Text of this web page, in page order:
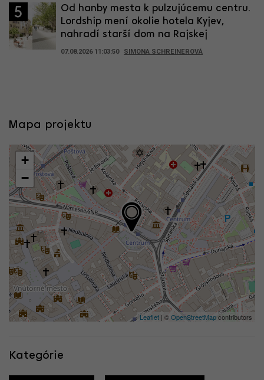
5
Od hanby mesta k pulzujúcemu centru.
Lordship mení okolie hotela Kyjev,
nahradí starší dom na Rajskej
07.08.2026 11:03:50 SIMONA SCHREINEROVÁ
Mapa projektu
+
−
Leaflet | ©OpenStreetMapcontributors
Kategórie